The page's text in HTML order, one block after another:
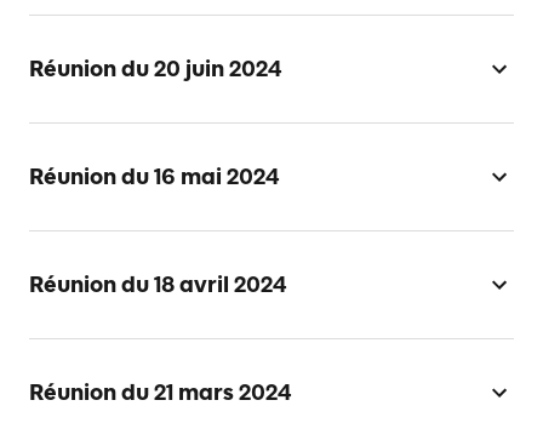
Réunion du 20 juin 2024
Réunion du 16 mai 2024
Réunion du 18 avril 2024
Réunion du 21 mars 2024